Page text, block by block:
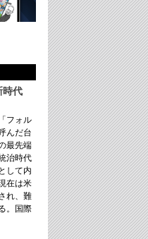
代
フォル
んだ台
最先端
治時代
して内
在は米
れ、難
。国際